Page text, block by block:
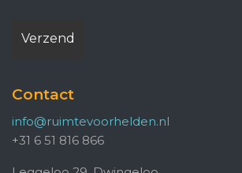
Contact
info@ruimtevoorhelden.nl
+31 6 51 816 866